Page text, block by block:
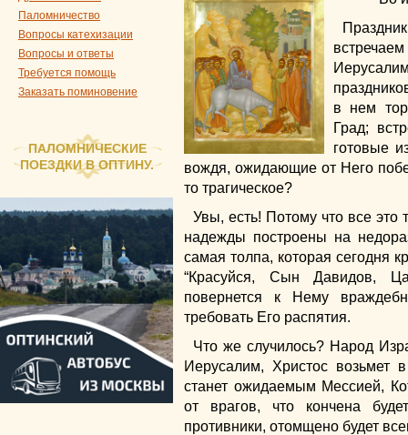
Паломничество
Вопросы катехизации
Вопросы и ответы
Требуется помощь
Заказать поминовение
ПАЛОМНИЧЕСКИЕ
ПОЕЗДКИ В ОПТИНУ.
в нем
Град;
готовые
вождя, ожидающие от Него
то трагическое?
Увы, есть! Потому что все это
надежды построены на
самая толпа, которая сегодня
“Красуйся, Сын Давидов,
повернется к Нему
требовать Его распятия.
Что же случилось? Народ
Иерусалим, Христос
станет ожидаемым Мессией,
от врагов, что кончена
противники, отомщено будет